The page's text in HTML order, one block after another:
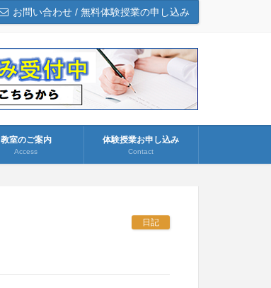
お問い合わせ / 無料体験授業の申し込み
教室のご案内
Access
体験授業お申し込み
Contact
日記